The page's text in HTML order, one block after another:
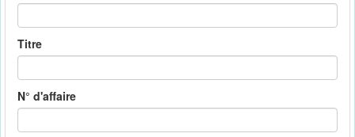
Titre
N° d'affaire